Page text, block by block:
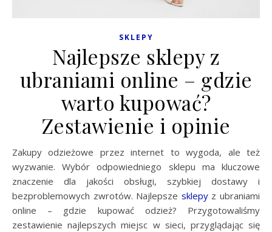
SKLEPY
Najlepsze sklepy z
ubraniami online – gdzie
warto kupować?
Zestawienie i opinie
Zakupy odzieżowe przez internet to wygoda, ale też
wyzwanie. Wybór odpowiedniego sklepu ma kluczowe
znaczenie dla jakości obsługi, szybkiej dostawy i
bezproblemowych zwrotów. Najlepsze sklepyz ubraniami
online – gdzie kupować odzież? Przygotowaliśmy
zestawienie najlepszych miejsc w sieci, przyglądając się